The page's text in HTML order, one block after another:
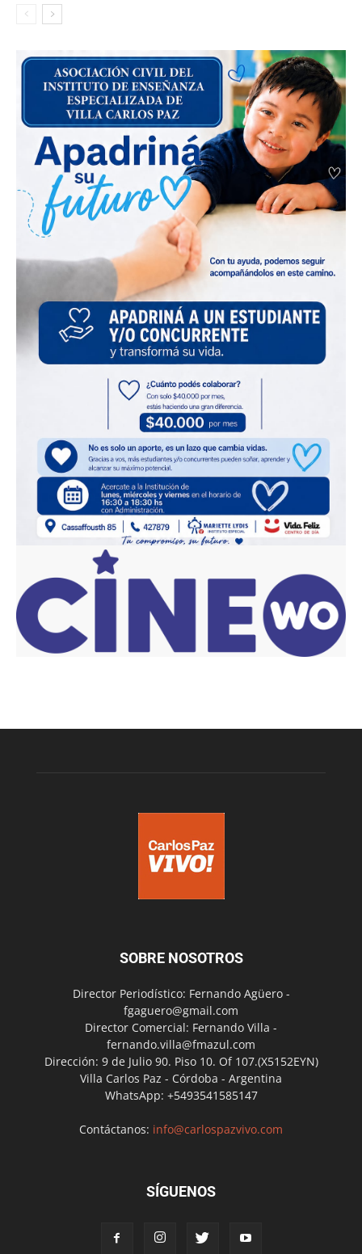
SOBRE NOSOTROS
Director Periodístico: Fernando Agüero -
fgaguero@gmail.com
Director Comercial: Fernando Villa -
fernando.villa@fmazul.com
Dirección: 9 de Julio 90. Piso 10. Of 107.(X5152EYN)
Villa Carlos Paz - Córdoba - Argentina
WhatsApp: +5493541585147
Contáctanos: info@carlospazvivo.com
SÍGUENOS